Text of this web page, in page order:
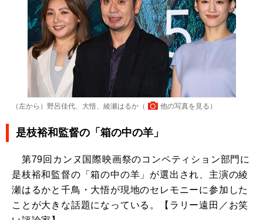
（左から）野呂佳代、大悟、綾瀬はるか（ 他の写真を見る ）
是枝裕和監督の「箱の中の羊」
第79回カンヌ国際映画祭のコンペティション部門に
是枝裕和監督の「箱の中の羊」が選出され、主演の綾
瀬はるかと千鳥・大悟が現地のセレモニーに参加した
ことが大きな話題になっている。【ラリー遠田／お笑